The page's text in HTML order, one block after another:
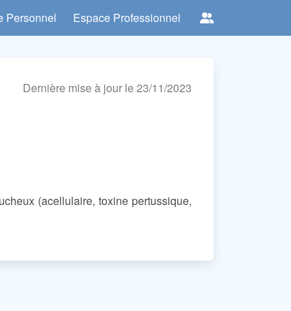
Personnel Espace Professionnel
Dernière mise à jour le 23/11/2023
(acellulaire, toxine pertussique,